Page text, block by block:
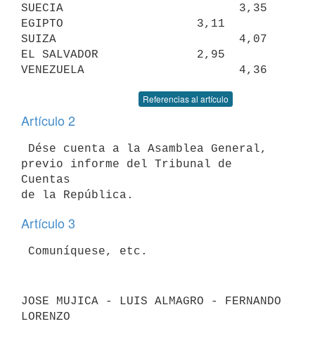
SUECIA                         3,35
EGIPTO                   3,11
SUIZA                          4,07
EL SALVADOR              2,95
Referencias al artículo
Artículo 2
previo informe del Tribunal de
Cuentas
Artículo 3
JOSE MUJICA - LUIS ALMAGRO - FERNANDO